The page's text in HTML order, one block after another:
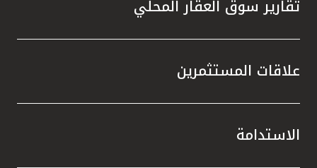
تقارير سوق العقار المحلي
علاقات المستثمرين
الاستدامة